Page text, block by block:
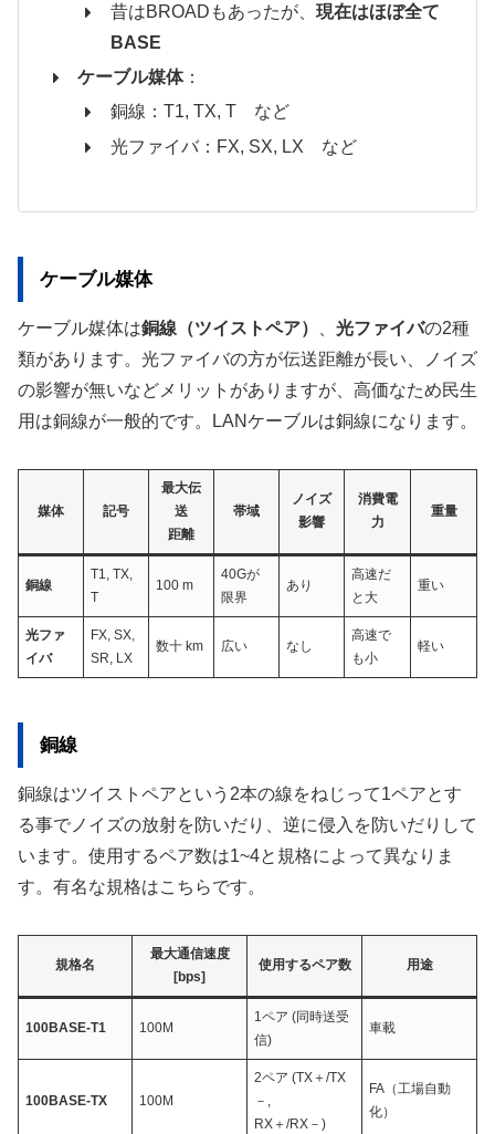
昔はBROADもあったが、 現在はほぼ全て
BASE
ケーブル媒体：
銅線：T1, TX, T など
光ファイバ：FX, SX, LX など
ケーブル媒体
ケーブル媒体は銅線（ツイストペア） 、 光ファイバの2種
類があります。光ファイバの方が伝送距離が長い、ノイズ
の影響が無いなどメリットがありますが、高価なため民生
用は銅線が一般的です。LANケーブルは銅線になります。
媒体 記号
最大伝
送
距離
帯域
ノイズ
影響
消費電
力
重量
銅線
T1, TX,
T
100 m
40Gが
限界
あり
高速だ
と大
重い
光ファ
イバ
FX, SX,
SR, LX
数十 km 広い なし
高速で
も小
軽い
銅線
銅線はツイストペアという2本の線をねじって1ペアとす
る事でノイズの放射を防いだり、逆に侵入を防いだりして
います。使用するペア数は1~4と規格によって異なりま
す。有名な規格はこちらです。
規格名
最大通信速度
[bps]
使用するペア数 用途
100BASE-T1 100M
1ペア (同時送受
信)
車載
100BASE-TX 100M
2ペア (TX＋/TX
－,
RX＋/RX－)
FA（工場自動
化）